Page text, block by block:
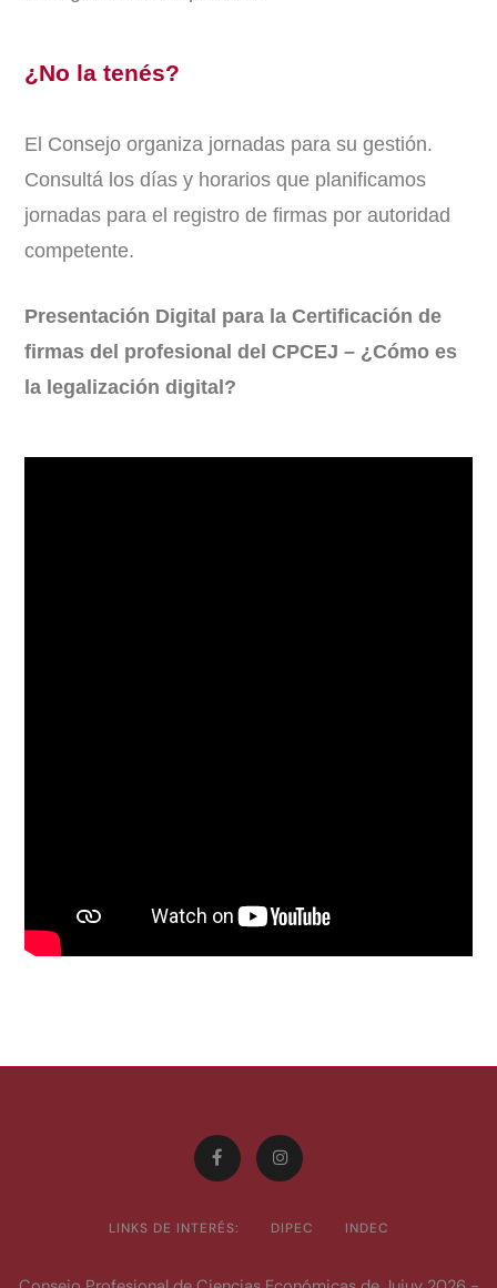
¿No la tenés?
El Consejo organiza jornadas para su gestión.
Consultá los días y horarios que planificamos
jornadas para el registro de firmas por autoridad
competente.
Presentación Digital para la Certificación de
firmas del profesional del CPCEJ – ¿Cómo es
la legalización digital?
LINKS DE INTERÉS: DIPEC INDEC